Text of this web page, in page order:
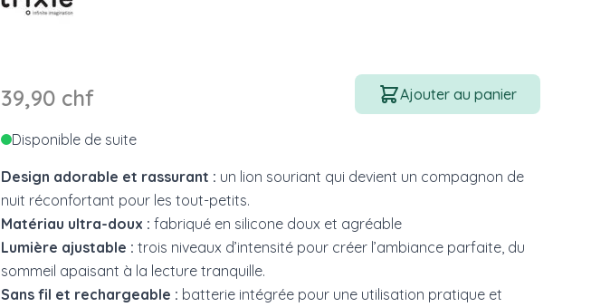
39,90 chf Quantité
Ajouter au panier
Disponible de suite
Design adorable et rassurant : un lion souriant qui devient un compagnon de
nuit réconfortant pour les tout-petits.
Matériau ultra-doux : fabriqué en silicone doux et agréable
Lumière ajustable : trois niveaux d’intensité pour créer l’ambiance parfaite, du
sommeil apaisant à la lecture tranquille.
Sans fil et rechargeable : batterie intégrée pour une utilisation pratique et